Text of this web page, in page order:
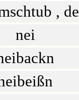
, de
nei